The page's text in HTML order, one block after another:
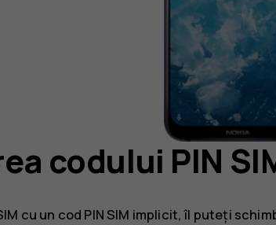
codului PIN
cu un cod PIN SIM implicit, îl puteți